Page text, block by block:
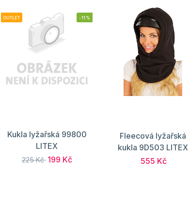
OUTLET -11%
Kukla lyžařská 99800
LITEX
225 Kč 199 Kč
Fleecová lyžařská
kukla 9D503 LITEX
555 Kč